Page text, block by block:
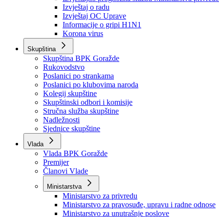
Obavještenja i izvještaji
Obavještenja Vlade
Izvještajno prognozna služba Ministarstva privrede
Izvještaj o radu
Izvještaj OC Uprave
Informacije o gripi H1N1
Korona virus
Skupština
Skupština BPK Goražde
Rukovodstvo
Poslanici po strankama
Poslanici po klubovima naroda
Kolegij skupštine
Skupštinski odbori i komisije
Stručna služba skupštine
Nadležnosti
Sjednice skupštine
Vlada
Vlada BPK Goražde
Premijer
Članovi Vlade
Ministarstva